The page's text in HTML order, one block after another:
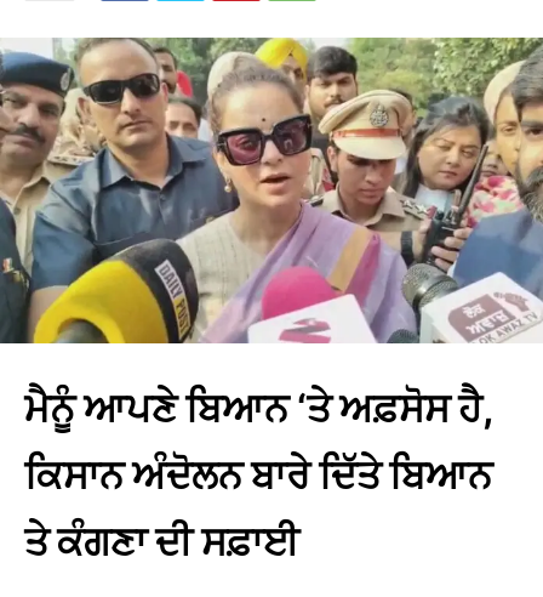
ਮੈਨੂੰ ਆਪਣੇ ਬਿਆਨ ‘ਤੇ ਅਫ਼ਸੋਸ ਹੈ,
ਕਿਸਾਨ ਅੰਦੋਲਨ ਬਾਰੇ ਦਿੱਤੇ ਬਿਆਨ
ਤੇ ਕੰਗਣਾ ਦੀ ਸਫ਼ਾਈ